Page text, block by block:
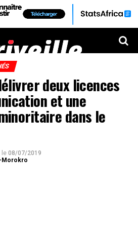
deux licences
et une
dans le
le 08/07/2019
Morokro